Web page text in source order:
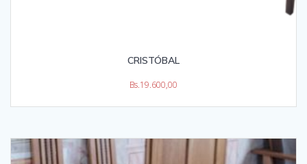
CRISTÓBAL
Bs.19.600,00